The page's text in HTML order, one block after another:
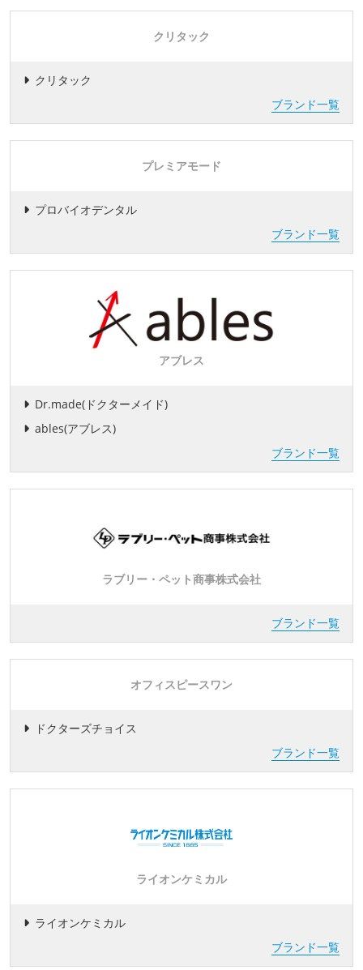
クリタック
クリタック
ブランド一覧
プレミアモード
プロバイオデンタル
ブランド一覧
アブレス
Dr.made(ドクターメイド)
ables(アブレス)
ブランド一覧
ラブリー・ペット商事株式会社
ブランド一覧
オフィスピースワン
ドクターズチョイス
ブランド一覧
ライオンケミカル
ライオンケミカル
ブランド一覧